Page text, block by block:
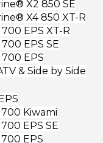
X2 850 SE
X4 850 XT-R
EPS XT-R
EPS SE
EPS
& Side by Side
Kiwami
EPS SE
EPS